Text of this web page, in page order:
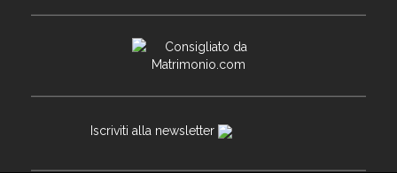
Iscriviti alla newsletter